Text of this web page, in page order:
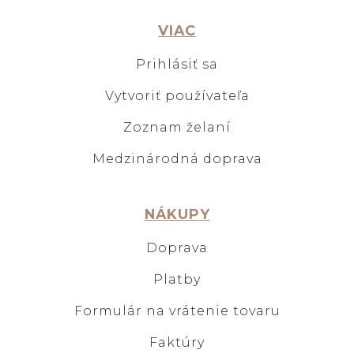
VIAC
Prihlásiť sa
Vytvoriť používateľa
Zoznam želaní
Medzinárodná doprava
NÁKUPY
Doprava
Platby
Formulár na vrátenie tovaru
Faktúry